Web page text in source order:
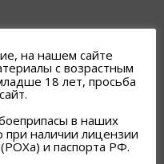
на нашем сайте
с возрастным
18 лет, просьба
в наших
при наличии лицензии
и паспорта РФ.